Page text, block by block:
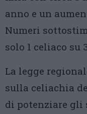
anno e un
Numeri
solo 1 celiaco su
La legge
sulla celiachia
di potenziare gli